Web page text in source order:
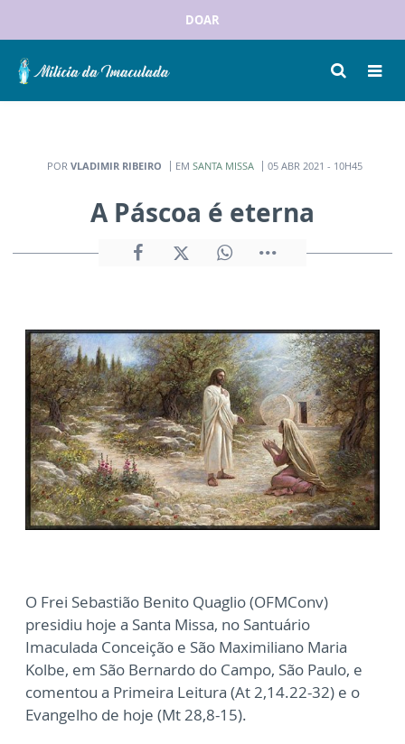
DOAR
POR VLADIMIR RIBEIRO EM SANTA MISSA 05 ABR 2021 - 10H45
A Páscoa é eterna
O Frei Sebastião Benito Quaglio (OFMConv)
presidiu hoje a Santa Missa, no Santuário
Imaculada Conceição e São Maximiliano Maria
Kolbe, em São Bernardo do Campo, São Paulo, e
comentou a Primeira Leitura (At 2,14.22-32) e o
Evangelho de hoje (Mt 28,8-15).